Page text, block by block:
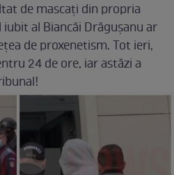
de mascați din propria
al Biancăi Drăgușanu ar
de proxenetism. Tot ieri,
24 de ore, iar astăzi a